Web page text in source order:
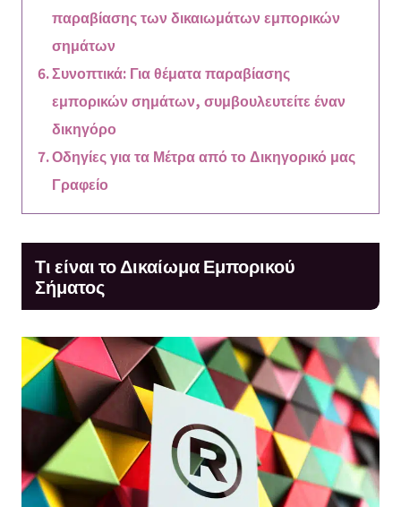
παραβίασης των δικαιωμάτων εμπορικών
σημάτων
Συνοπτικά: Για θέματα παραβίασης
εμπορικών σημάτων, συμβουλευτείτε έναν
δικηγόρο
Οδηγίες για τα Μέτρα από το Δικηγορικό μας
Γραφείο
Τι είναι το Δικαίωμα Εμπορικού
Σήματος